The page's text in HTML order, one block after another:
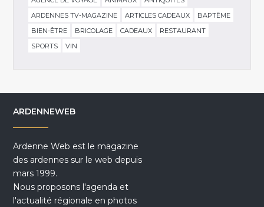
ARDENNES TV-MAGAZINE
ARTICLES CADEAUX
BAPTÊME
BIEN-ÊTRE
BRICOLAGE CADEAUX
RESTAURANT
SPORTS
VIN
ARDENNEWEB
Ardenne Web est le magazine
des ardennes sur le web depuis
mars 1999.
Nous proposons l'agenda et
l'actualité régionale en photos